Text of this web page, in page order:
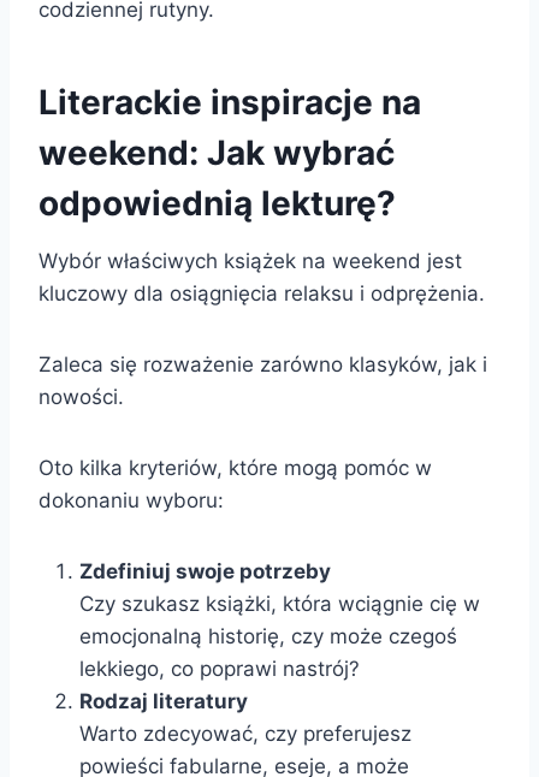
codziennej rutyny.
Literackie inspiracje na
weekend: Jak wybrać
odpowiednią lekturę?
Wybór właściwych książek na weekend jest
kluczowy dla osiągnięcia relaksu i odprężenia.
Zaleca się rozważenie zarówno klasyków, jak i
nowości.
Oto kilka kryteriów, które mogą pomóc w
dokonaniu wyboru:
Zdefiniuj swoje potrzeby
Czy szukasz książki, która wciągnie cię w
emocjonalną historię, czy może czegoś
lekkiego, co poprawi nastrój?
Rodzaj literatury
Warto zdecyować, czy preferujesz
powieści fabularne, eseje, a może